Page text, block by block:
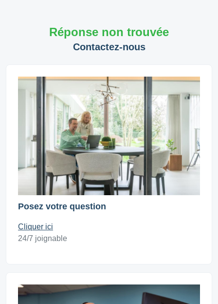
Réponse non trouvée
Contactez-nous
Posez votre question
Cliquer ici
24/7 joignable